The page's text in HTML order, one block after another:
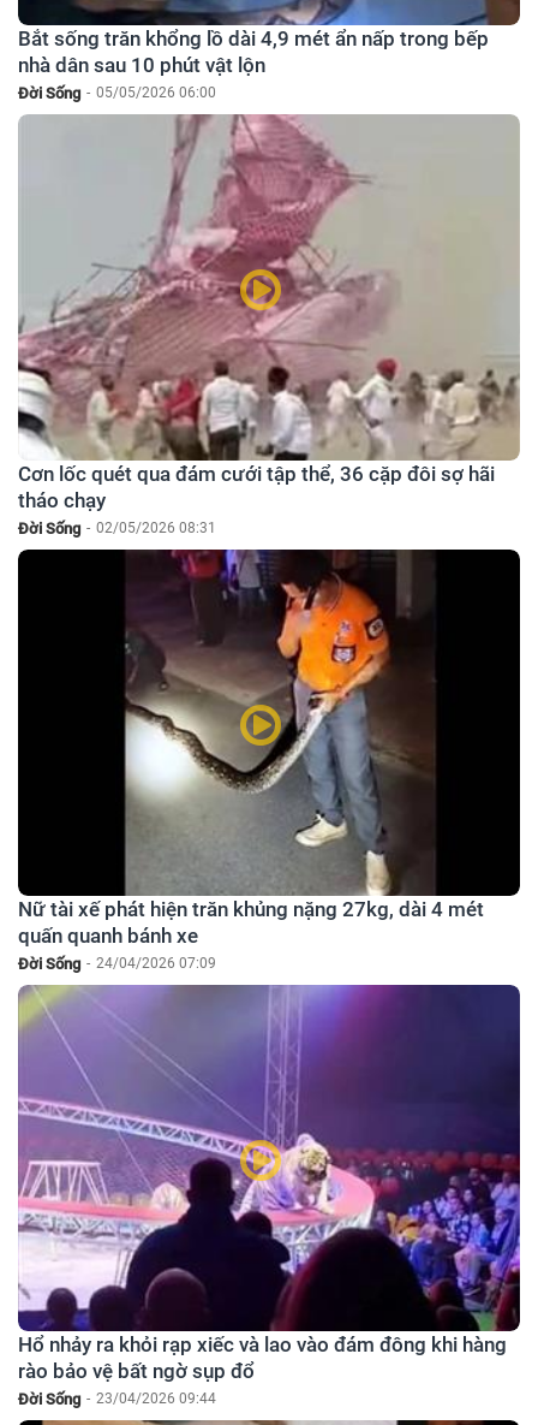
Bắt sống trăn khổng lồ dài 4,9 mét ẩn nấp trong bếp
nhà dân sau 10 phút vật lộn
Đời Sống - 05/05/2026 06:00
Cơn lốc quét qua đám cưới tập thể, 36 cặp đôi sợ hãi
tháo chạy
Đời Sống - 02/05/2026 08:31
Nữ tài xế phát hiện trăn khủng nặng 27kg, dài 4 mét
quấn quanh bánh xe
Đời Sống - 24/04/2026 07:09
Hổ nhảy ra khỏi rạp xiếc và lao vào đám đông khi hàng
rào bảo vệ bất ngờ sụp đổ
Đời Sống - 23/04/2026 09:44